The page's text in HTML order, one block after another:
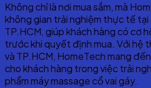
Không chỉ là nơi mua sắm, mà
không gian trải nghiệm thực tế
TP.HCM, giúp khách hàng có cơ
trước khi quyết định mua. Với hệ
và TP.HCM, HomeTech mang
cho khách hàng trong việc trải
phẩm máy massage cổ vai gáy.